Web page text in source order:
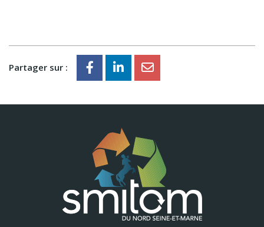
Partager sur :